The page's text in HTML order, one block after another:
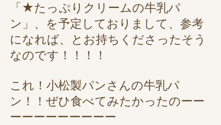
「★たっぷりクリームの牛乳パ
ン」、を予定しておりまして、参考
になれば、とお持ちくださったそう
なのです！！！！
これ！小松製パンさんの牛乳パ
ン！！ぜひ食べてみたかったのーー
ーーーーーーーーー